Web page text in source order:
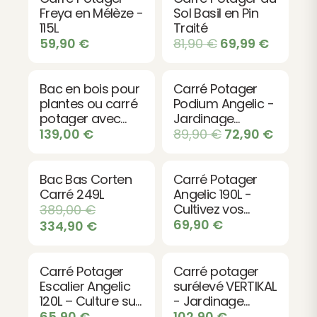
plantations
Assemblage simplifié grâce aux tutoriels vidéo
Accès facile pour semis et récolte en hauteur
productif et accessible avec le carré potager
PAPRIKA. Un investissement malin pour cultiver
sainement et abondamment.
Freya en Mélèze -
115L
59,90 €
Sol Basil en Pin
Traité
81,90€ 69,99 €
Bac en bois pour
plantes ou carré
potager avec
treillis
139,00 €
Carré Potager
Podium Angelic -
Jardinage
Surélevé et
89,90€ 72,90 €
Bac Bas Corten
Carré 249L
389,00€
334,90 €
Carré Potager
Angelic 190L -
Cultivez vos
légumes et
69,90 €
Carré Potager
Escalier Angelic
120L – Culture sur
Carré potager
surélevé VERTIKAL
- Jardinage